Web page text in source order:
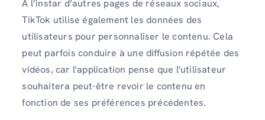
À l’instar d’autres pages de réseaux sociaux,
TikTok utilise également les données des
utilisateurs pour personnaliser le contenu. Cela
peut parfois conduire à une diffusion répétée des
vidéos, car l'application pense que l'utilisateur
souhaitera peut-être revoir le contenu en
fonction de ses préférences précédentes.